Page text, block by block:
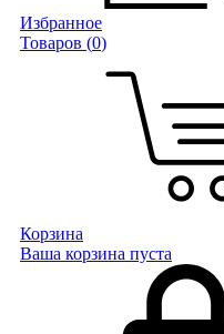
Избранное
Товаров (0)
Корзина
Ваша корзина пуста